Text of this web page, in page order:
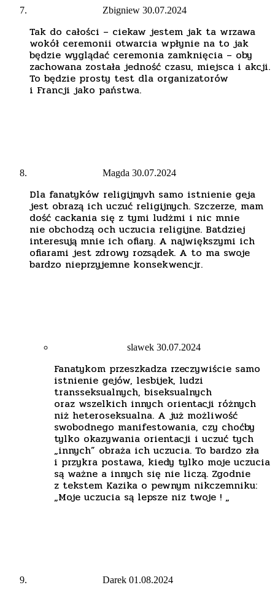
Zbigniew 30.07.2024
Tak do całości – ciekaw jestem jak ta wrzawa
wokół ceremonii otwarcia wpłynie na to jak
będzie wyglądać ceremonia zamknięcia – oby
zachowana została jedność czasu, miejsca i akcji.
To będzie prosty test dla organizatorów
i Francji jako państwa.
Magda 30.07.2024
Dla fanatyków religijnyvh samo istnienie geja
jest obrazą ich uczuć religijnych. Szczerze, mam
dość cackania się z tymi ludżmi i nic mnie
nie obchodzą och uczucia religijne. Batdziej
interesują mnie ich ofiary. A największymi ich
ofiarami jest zdrowy rozsądek. A to ma swoje
bardzo nieprzyjemne konsekwencjr.
slawek 30.07.2024
Fanatykom przeszkadza rzeczywiście samo
istnienie gejów, lesbijek, ludzi
transseksualnych, biseksualnych
oraz wszelkich innych orientacji różnych
niż heteroseksualna. A już możliwość
swobodnego manifestowania, czy choćby
tylko okazywania orientacji i uczuć tych
„innych” obraża ich uczucia. To bardzo zła
i przykra postawa, kiedy tylko moje uczucia
są ważne a innych się nie liczą. Zgodnie
z tekstem Kazika o pewnym nikczemniku:
„Moje uczucia są lepsze niz twoje ! „
Darek 01.08.2024